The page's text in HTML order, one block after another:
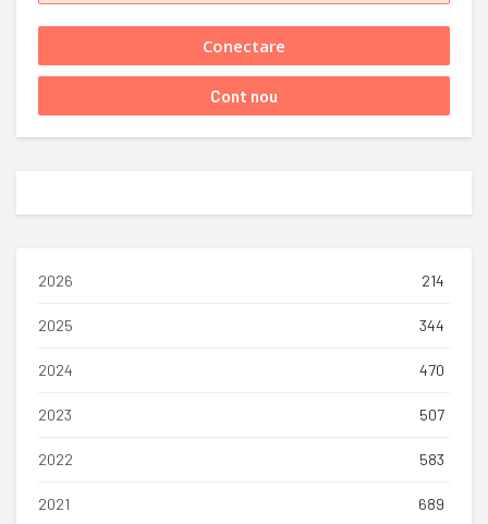
2026 214
2025 344
2024 470
2023 507
2022 583
2021 689